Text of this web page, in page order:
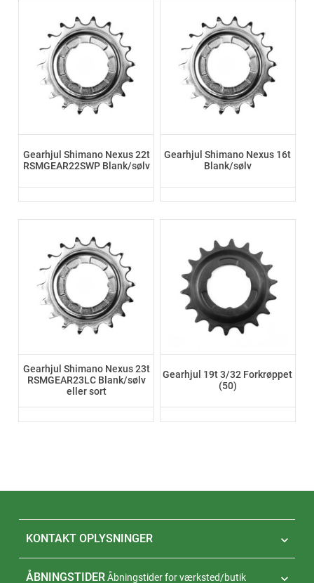
Gearhjul Shimano Nexus 22t
RSMGEAR22SWP Blank/sølv
Gearhjul Shimano Nexus 16t
Blank/sølv
Gearhjul Shimano Nexus 23t
RSMGEAR23LC Blank/sølv
eller sort
Gearhjul 19t 3/32 Forkrøppet
(50)
KONTAKT OPLYSNINGER 
ÅBNINGSTIDER 
Åbningstider for værksted/butik